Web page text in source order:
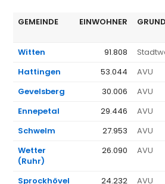
GEMEINDE EINWOHNER
Witten 91.808
Hattingen
53.044 AVU
Gevelsberg
30.006 AVU
Ennepetal
29.446 AVU
Schwelm
27.953 AVU
Wetter
(Ruhr)
26.090 AVU
Sprockhövel 24.232 AVU